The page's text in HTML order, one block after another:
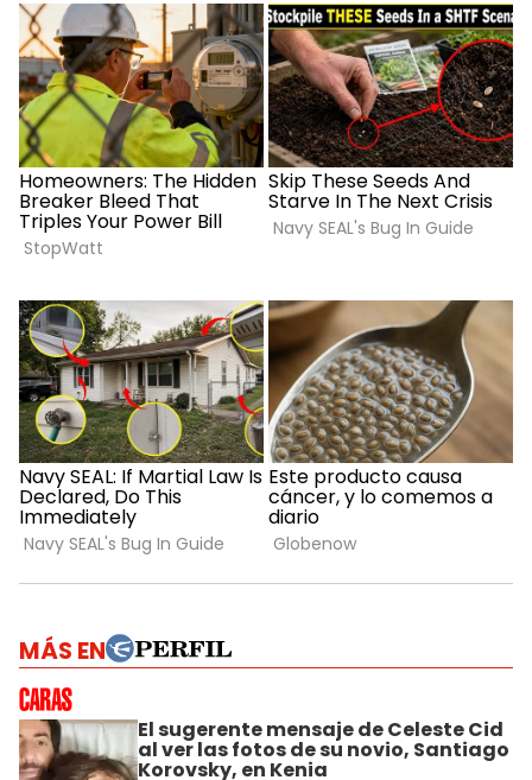
MÁS EN
El sugerente mensaje de Celeste Cid
al ver las fotos de su novio, Santiago
Korovsky, en Kenia